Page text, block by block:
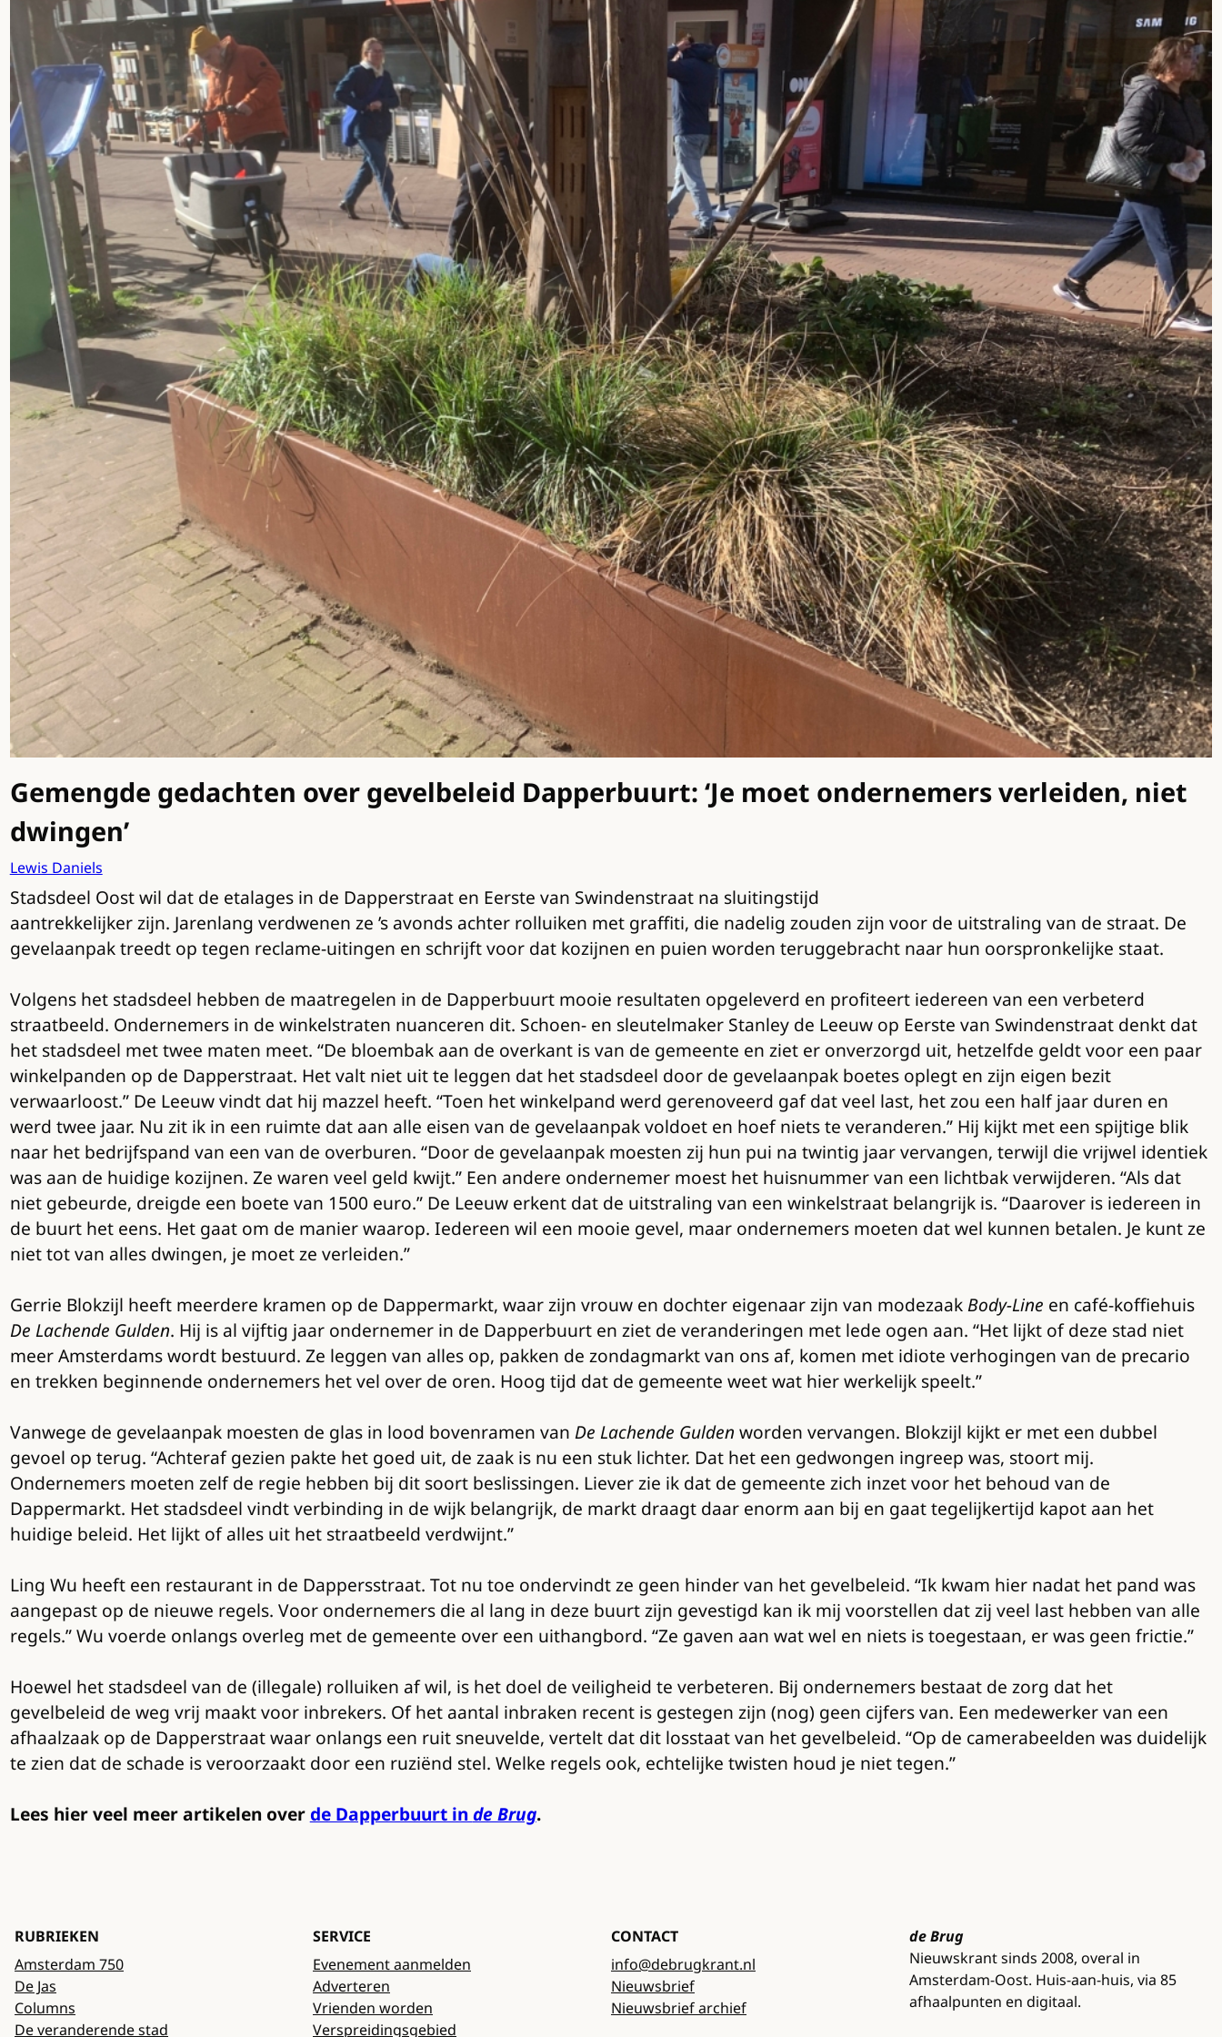
Gemengde gedachten over gevelbeleid Dapperbuurt: ‘Je moet ondernemers verleiden, niet
dwingen’
Lewis Daniels
Stadsdeel Oost wil dat de etalages in de Dapperstraat en Eerste van Swindenstraat na sluitingstijd
aantrekkelijker zijn. Jarenlang verdwenen ze ’s avonds achter rolluiken met graffiti, die nadelig zouden zijn voor de uitstraling van de straat. De
gevelaanpak treedt op tegen reclame-uitingen en schrijft voor dat kozijnen en puien worden teruggebracht naar hun oorspronkelijke staat.
Volgens het stadsdeel hebben de maatregelen in de Dapperbuurt mooie resultaten opgeleverd en profiteert iedereen van een verbeterd
straatbeeld. Ondernemers in de winkelstraten nuanceren dit. Schoen- en sleutelmaker Stanley de Leeuw op Eerste van Swindenstraat denkt dat
het stadsdeel met twee maten meet. “De bloembak aan de overkant is van de gemeente en ziet er onverzorgd uit, hetzelfde geldt voor een paar
winkelpanden op de Dapperstraat. Het valt niet uit te leggen dat het stadsdeel door de gevelaanpak boetes oplegt en zijn eigen bezit
verwaarloost.” De Leeuw vindt dat hij mazzel heeft. “Toen het winkelpand werd gerenoveerd gaf dat veel last, het zou een half jaar duren en
werd twee jaar. Nu zit ik in een ruimte dat aan alle eisen van de gevelaanpak voldoet en hoef niets te veranderen.” Hij kijkt met een spijtige blik
naar het bedrijfspand van een van de overburen. “Door de gevelaanpak moesten zij hun pui na twintig jaar vervangen, terwijl die vrijwel identiek
was aan de huidige kozijnen. Ze waren veel geld kwijt.” Een andere ondernemer moest het huisnummer van een lichtbak verwijderen. “Als dat
niet gebeurde, dreigde een boete van 1500 euro.” De Leeuw erkent dat de uitstraling van een winkelstraat belangrijk is. “Daarover is iedereen in
de buurt het eens. Het gaat om de manier waarop. Iedereen wil een mooie gevel, maar ondernemers moeten dat wel kunnen betalen. Je kunt ze
niet tot van alles dwingen, je moet ze verleiden.”
Gerrie Blokzijl heeft meerdere kramen op de Dappermarkt, waar zijn vrouw en dochter eigenaar zijn van modezaakBody-Line en café-koffiehuis
De Lachende Gulden. Hij is al vijftig jaar ondernemer in de Dapperbuurt en ziet de veranderingen met lede ogen aan. “Het lijkt of deze stad niet
meer Amsterdams wordt bestuurd. Ze leggen van alles op, pakken de zondagmarkt van ons af, komen met idiote verhogingen van de precario
en trekken beginnende ondernemers het vel over de oren. Hoog tijd dat de gemeente weet wat hier werkelijk speelt.”
Vanwege de gevelaanpak moesten de glas in lood bovenramen van De Lachende Gulden worden vervangen. Blokzijl kijkt er met een dubbel
gevoel op terug. “Achteraf gezien pakte het goed uit, de zaak is nu een stuk lichter. Dat het een gedwongen ingreep was, stoort mij.
Ondernemers moeten zelf de regie hebben bij dit soort beslissingen. Liever zie ik dat de gemeente zich inzet voor het behoud van de
Dappermarkt. Het stadsdeel vindt verbinding in de wijk belangrijk, de markt draagt daar enorm aan bij en gaat tegelijkertijd kapot aan het
huidige beleid. Het lijkt of alles uit het straatbeeld verdwijnt.”
Ling Wu heeft een restaurant in de Dappersstraat. Tot nu toe ondervindt ze geen hinder van het gevelbeleid. “Ik kwam hier nadat het pand was
aangepast op de nieuwe regels. Voor ondernemers die al lang in deze buurt zijn gevestigd kan ik mij voorstellen dat zij veel last hebben van alle
regels.” Wu voerde onlangs overleg met de gemeente over een uithangbord. “Ze gaven aan wat wel en niets is toegestaan, er was geen frictie.”
Hoewel het stadsdeel van de (illegale) rolluiken af wil, is het doel de veiligheid te verbeteren. Bij ondernemers bestaat de zorg dat het
gevelbeleid de weg vrij maakt voor inbrekers. Of het aantal inbraken recent is gestegen zijn (nog) geen cijfers van. Een medewerker van een
afhaalzaak op de Dapperstraat waar onlangs een ruit sneuvelde, vertelt dat dit losstaat van het gevelbeleid. “Op de camerabeelden was duidelijk
te zien dat de schade is veroorzaakt door een ruziënd stel. Welke regels ook, echtelijke twisten houd je niet tegen.”
Lees hier veel meer artikelen over de Dapperbuurt inde Brug.
RUBRIEKEN
Amsterdam 750
De Jas
Columns
De veranderende stad
SERVICE
Evenement aanmelden
Adverteren
Vrienden worden
Verspreidingsgebied
CONTACT
info@debrugkrant.nl
Nieuwsbrief
Nieuwsbrief archief
de Brug
Nieuwskrant sinds 2008, overal in
Amsterdam-Oost. Huis-aan-huis, via 85
afhaalpunten en digitaal.